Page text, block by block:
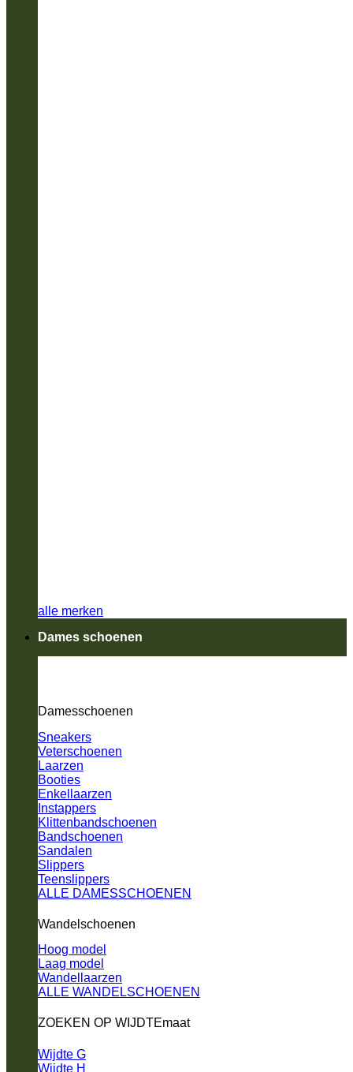
alle merken
Dames schoenen
Damesschoenen
Sneakers
Veterschoenen
Laarzen
Booties
Enkellaarzen
Instappers
Klittenbandschoenen
Bandschoenen
Sandalen
Slippers
Teenslippers
ALLE DAMESSCHOENEN
Wandelschoenen
Hoog model
Laag model
Wandellaarzen
ALLE WANDELSCHOENEN
ZOEKEN OP WIJDTEmaat
Wijdte G
Wijdte H